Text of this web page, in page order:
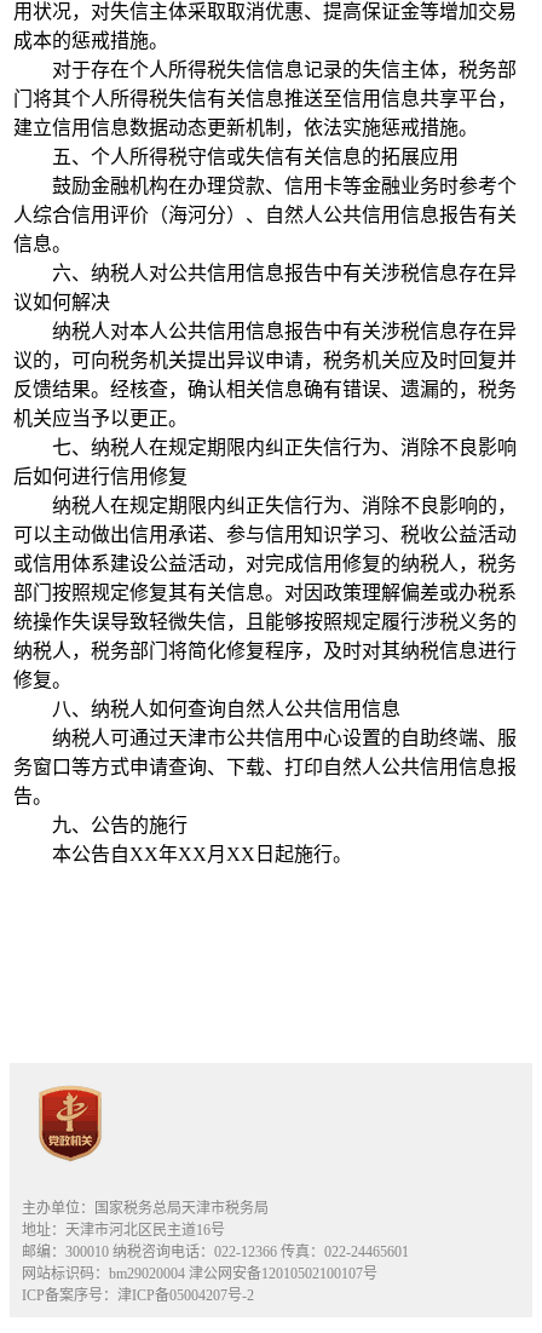
用状况，对失信主体采取取消优惠、提高保证金等增加交易
成本的惩戒措施。
对于存在个人所得税失信信息记录的失信主体，税务部
门将其个人所得税失信有关信息推送至信用信息共享平台，
建立信用信息数据动态更新机制，依法实施惩戒措施。
五、个人所得税守信或失信有关信息的拓展应用
鼓励金融机构在办理贷款、信用卡等金融业务时参考个
人综合信用评价（海河分）、自然人公共信用信息报告有关
信息。
六、纳税人对公共信用信息报告中有关涉税信息存在异
议如何解决
纳税人对本人公共信用信息报告中有关涉税信息存在异
议的，可向税务机关提出异议申请，税务机关应及时回复并
反馈结果。经核查，确认相关信息确有错误、遗漏的，税务
机关应当予以更正。
七、纳税人在规定期限内纠正失信行为、消除不良影响
后如何进行信用修复
纳税人在规定期限内纠正失信行为、消除不良影响的，
可以主动做出信用承诺、参与信用知识学习、税收公益活动
或信用体系建设公益活动，对完成信用修复的纳税人，税务
部门按照规定修复其有关信息。对因政策理解偏差或办税系
统操作失误导致轻微失信，且能够按照规定履行涉税义务的
纳税人，税务部门将简化修复程序，及时对其纳税信息进行
修复。
八、纳税人如何查询自然人公共信用信息
纳税人可通过天津市公共信用中心设置的自助终端、服
务窗口等方式申请查询、下载、打印自然人公共信用信息报
告。
九、公告的施行
本公告自XX年XX月XX日起施行。
主办单位：国家税务总局天津市税务局
地址：天津市河北区民主道16号
邮编：300010 纳税咨询电话：022-12366 传真：022-24465601
网站标识码：bm29020004 津公网安备12010502100107号
ICP备案序号：津ICP备05004207号-2